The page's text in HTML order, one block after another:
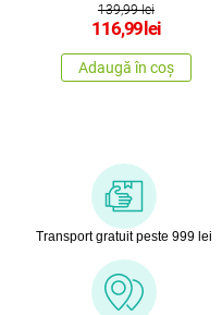
139,99 lei
116,99lei
Adaugă în coș
Transport gratuit peste 999 lei